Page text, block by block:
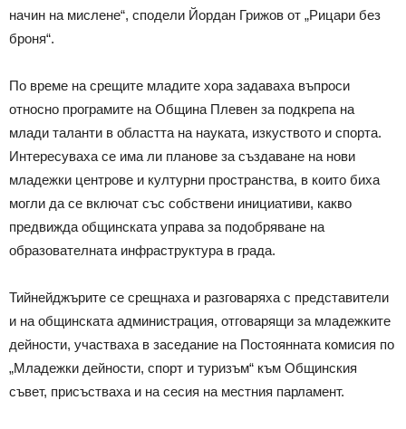
начин на мислене“, сподели Йордан Грижов от „Рицари без
броня“.
По време на срещите младите хора задаваха въпроси
относно програмите на Община Плевен за подкрепа на
млади таланти в областта на науката, изкуството и спорта.
Интересуваха се има ли планове за създаване на нови
младежки центрове и културни пространства, в които биха
могли да се включат със собствени инициативи, какво
предвижда общинската управа за подобряване на
образователната инфраструктура в града.
Тийнейджърите се срещнаха и разговаряха с представители
и на общинската администрация, отговарящи за младежките
дейности, участваха в заседание на Постоянната комисия по
„Младежки дейности, спорт и туризъм“ към Общинския
съвет, присъстваха и на сесия на местния парламент.